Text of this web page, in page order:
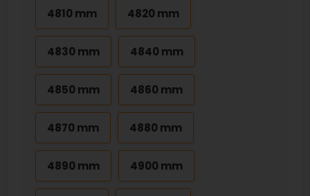
4810 mm 4820 mm
4830 mm 4840 mm
4850 mm 4860 mm
4870 mm 4880 mm
4890 mm 4900 mm